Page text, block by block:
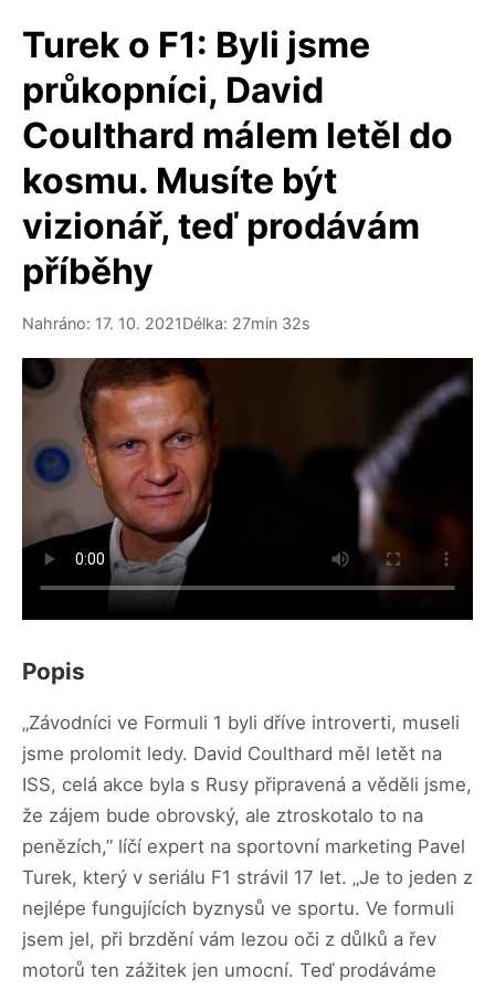
Turek o F1: Byli jsme
průkopníci, David
Coulthard málem letěl do
kosmu. Musíte být
vizionář, teď prodávám
příběhy
Nahráno: 17. 10. 2021Délka: 27min 32s
Popis
„Závodníci ve Formuli 1 byli dříve introverti, museli
jsme prolomit ledy. David Coulthard měl letět na
ISS, celá akce byla s Rusy připravená a věděli jsme,
že zájem bude obrovský, ale ztroskotalo to na
penězích,” líčí expert na sportovní marketing Pavel
Turek, který v seriálu F1 strávil 17 let. „Je to jeden z
nejlépe fungujících byznysů ve sportu. Ve formuli
jsem jel, při brzdění vám lezou oči z důlků a řev
motorů ten zážitek jen umocní. Teď prodáváme